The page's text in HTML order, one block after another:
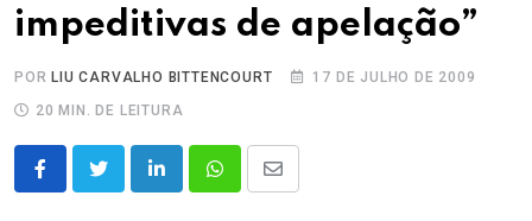
impeditivas de apelação”
POR LIU CARVALHO BITTENCOURT
17 DE JULHO DE 2009
20 MIN. DE LEITURA
LinkedInWhatsappShare